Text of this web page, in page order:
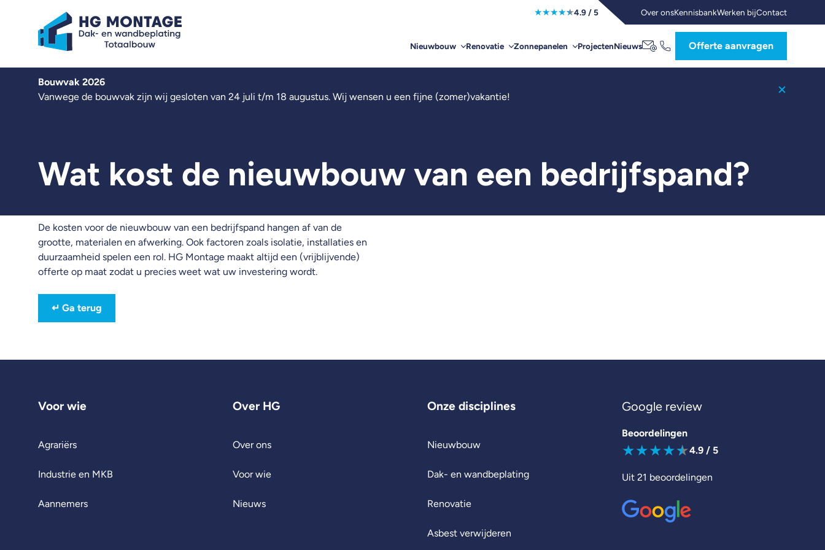
★★★★★4.9/ 5 Over onsKennisbankWerken bijContact
Nieuwbouw Renovatie Zonnepanelen ProjectenNieuws Offerte aanvragen
Bouwvak 2026
Vanwege de bouwvak zijn wij gesloten van 24 juli t/m 18 augustus. Wij wensen u een fijne (zomer)vakantie!
Wat kost de nieuwbouw van een bedrijfspand?
De kosten voor de nieuwbouw van een bedrijfspand hangen af van de
grootte, materialen en afwerking. Ook factoren zoals isolatie, installaties en
duurzaamheid spelen een rol. HG Montage maakt altijd een (vrijblijvende)
offerte op maat zodat u precies weet wat uw investering wordt.
↵ Ga terug
Voor wie
Agrariërs
Industrie en MKB
Aannemers
Over HG
Over ons
Voor wie
Nieuws
Onze disciplines
Nieuwbouw
Dak- en wandbeplating
Renovatie
Asbest verwijderen
Google review
Beoordelingen
★★★★★4.9 / 5
Uit21 beoordelingen
Kennisbank
Renovatie
Zonnepanelen
Offerte aanvragen